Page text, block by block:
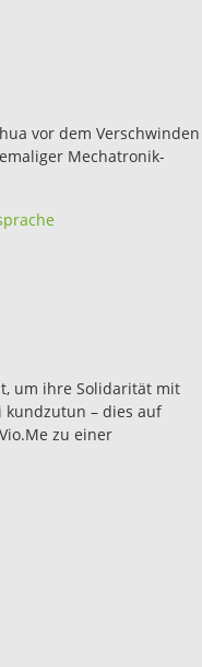
vor dem Verschwinden
Mechatronik-
um ihre Solidarität mit
kundzutun – dies auf
zu einer